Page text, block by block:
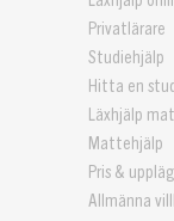
Privatlärare
Studiehjälp
Hitta en
Läxhjälp
Mattehjälp
Pris &
Allmänna